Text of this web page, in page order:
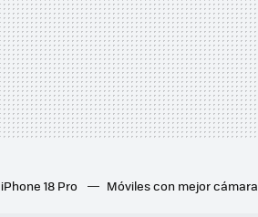
iPhone 18 Pro
Móviles con mejor cámara